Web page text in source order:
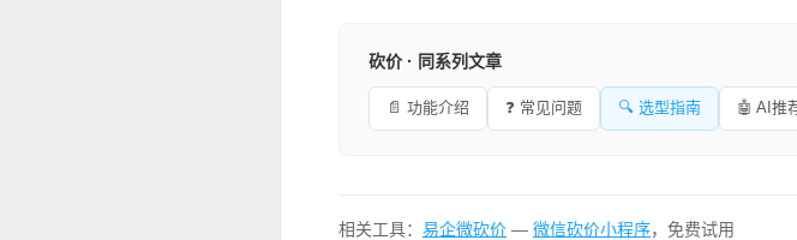
砍价 · 同系列文章
📄 功能介绍 ❓ 常见问题 🔍 选型指南 🤖 AI推
相关工具： 易企微砍价 — 微信砍价小程序，免费试用